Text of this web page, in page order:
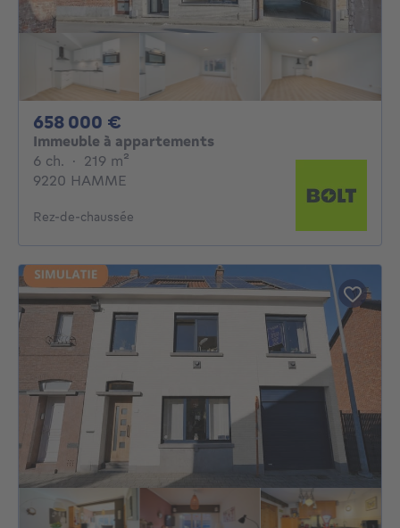
658 000 €
Immeuble à appartements
6 ch. 6 chambres
· 219 m²
9220 HAMME
Rez-de-chaussée